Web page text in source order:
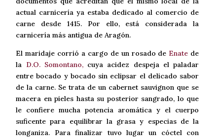
actual carnicería ya estaba dedicado al comercio de
carne desde 1415. Por ello, está considerada la
carnicería más antigua de Aragón.
El maridaje corrió a cargo de un rosado de Enate de
la D.O. Somontano,cuya acidez despeja el paladar
entre bocado y bocado sin eclipsar el delicado sabor
de la carne. Se trata de un cabernet sauvignon que se
macera en pieles hasta su posterior sangrado, lo que
le confiere mucha potencia aromática y el cuerpo
suficente para equilibrar la grasa y especias de la
longaniza. Para finalizar tuvo lugar un cóctel con